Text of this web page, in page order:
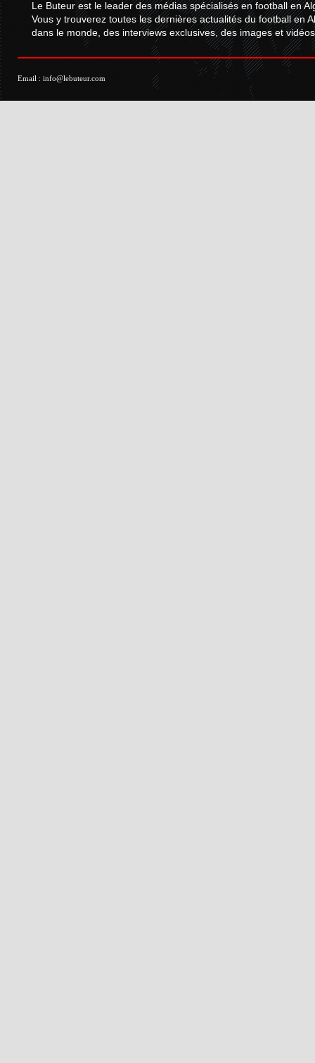
Le Buteur est le leader des médias spécialisés en football en
Vous y trouverez toutes les dernières actualités du football en
dans le monde, des interviews exclusives, des images et
Email : info@lebuteur.com